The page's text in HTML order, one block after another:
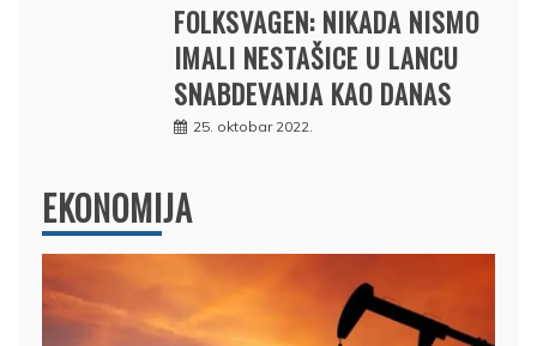
FOLKSVAGEN: NIKADA NISMO
IMALI NESTAŠICE U LANCU
SNABDEVANJA KAO DANAS
25. oktobar 2022.
EKONOMIJA